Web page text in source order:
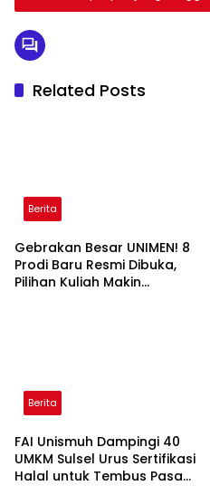
Related Posts
Berita
Gebrakan Besar UNIMEN! 8
Prodi Baru Resmi Dibuka,
Pilihan Kuliah Makin
Berita
FAI Unismuh Dampingi 40
UMKM Sulsel Urus Sertifikasi
Halal untuk Tembus Pasar